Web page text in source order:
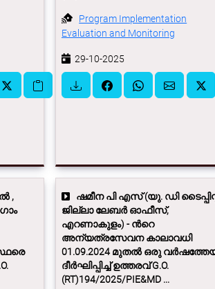
Program Implementation
Evaluation and Monitoring
29-10-2025
,
ഷമീന പി എസ് (യു. ഡി
ജില്ലാ ലേബർ ഓഫീസ്,
എറണാകുളം) - ന്‍റെ
അന്യത്രസേവന കാലാവധി
01.09.2024 മുതൽ ഒരു
ദീർഘിപ്പിച്ച് ഉത്തരവ് G.O.
(RT)194/2025/PIE&MD ...